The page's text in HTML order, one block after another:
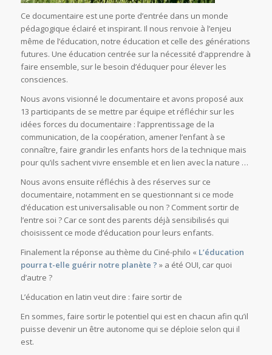
Ce documentaire est une porte d’entrée dans un monde
pédagogique éclairé et inspirant. Il nous renvoie à l’enjeu
même de l’éducation, notre éducation et celle des générations
futures. Une éducation centrée sur la nécessité d’apprendre à
faire ensemble, sur le besoin d’éduquer pour élever les
consciences.
Nous avons visionné le documentaire et avons proposé aux
13 participants de se mettre par équipe et réfléchir sur les
idées forces du documentaire : l’apprentissage de la
communication, de la coopération, amener l’enfant à se
connaître, faire grandir les enfants hors de la technique mais
pour qu’ils sachent vivre ensemble et en lien avec la nature …
Nous avons ensuite réfléchis à des réserves sur ce
documentaire, notamment en se questionnant si ce mode
d’éducation est universalisable ou non ? Comment sortir de
l’entre soi ? Car ce sont des parents déjà sensibilisés qui
choisissent ce mode d’éducation pour leurs enfants.
Finalement la réponse au thème du Ciné-philo « L’éducation
pourra t-elle guérir notre planète ? » a été OUI, car quoi
d’autre ?
L’éducation en latin veut dire : faire sortir de
En sommes, faire sortir le potentiel qui est en chacun afin qu’il
puisse devenir un être autonome qui se déploie selon qui il
est.